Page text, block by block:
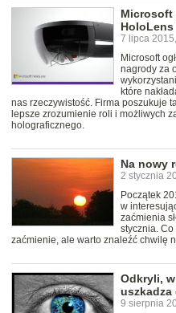
Microsoft
HoloLens
7 lipca
Microsoft
nagrody za
które
nas rzeczywistość. Firma poszukuje
lepsze zrozumienie roli i możliwych
holograficznego.
Na nowy
2 stycznia
Początek
w
zaćmienia
stycznia.
zaćmienie, ale warto znaleźć chwilę
Odkryli,
uszkadza
9 sierpnia